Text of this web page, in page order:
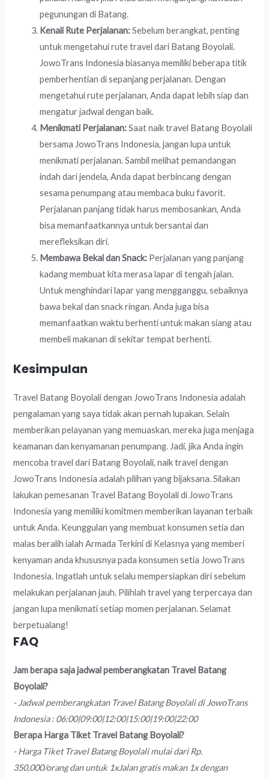
pegunungan di Batang.
Kenali Rute Perjalanan:Sebelum berangkat, penting
untuk mengetahui rute travel dari Batang Boyolali.
JowoTrans Indonesia biasanya memiliki beberapa titik
pemberhentian di sepanjang perjalanan. Dengan
mengetahui rute perjalanan, Anda dapat lebih siap dan
mengatur jadwal dengan baik.
Menikmati Perjalanan:Saat naik travel Batang Boyolali
bersama JowoTrans Indonesia, jangan lupa untuk
menikmati perjalanan. Sambil melihat pemandangan
indah dari jendela, Anda dapat berbincang dengan
sesama penumpang atau membaca buku favorit.
Perjalanan panjang tidak harus membosankan, Anda
bisa memanfaatkannya untuk bersantai dan
merefleksikan diri.
Membawa Bekal dan Snack: Perjalanan yang panjang
kadang membuat kita merasa lapar di tengah jalan.
Untuk menghindari lapar yang mengganggu, sebaiknya
bawa bekal dan snack ringan. Anda juga bisa
memanfaatkan waktu berhenti untuk makan siang atau
membeli makanan di sekitar tempat berhenti.
Kesimpulan
Travel Batang Boyolali dengan JowoTrans Indonesia adalah
pengalaman yang saya tidak akan pernah lupakan. Selain
memberikan pelayanan yang memuaskan, mereka juga menjaga
keamanan dan kenyamanan penumpang. Jadi, jika Anda ingin
mencoba travel dari Batang Boyolali, naik travel dengan
JowoTrans Indonesia adalah pilihan yang bijaksana. Silakan
lakukan pemesanan Travel Batang Boyolali di JowoTrans
Indonesia yang memiliki komitmen memberikan layanan terbaik
untuk Anda. Keunggulan yang membuat konsumen setia dan
malas beralih ialah Armada Terkini di Kelasnya yang memberi
kenyaman anda khususnya pada konsumen setia JowoTrans
Indonesia. Ingatlah untuk selalu mempersiapkan diri sebelum
melakukan perjalanan jauh. Pilihlah travel yang terpercaya dan
jangan lupa menikmati setiap momen perjalanan. Selamat
berpetualang!
FAQ
Jam berapa saja jadwal pemberangkatan Travel Batang
Boyolali?
- Jadwal pemberangkatan Travel Batang Boyolali di JowoTrans
Indonesia : 06:00|09:00|12:00|15:00|19:00|22:00
Berapa Harga Tiket Travel Batang Boyolali?
- Harga Tiket Travel Batang Boyolali mulai dari Rp.
350,000/orang dan untuk 1xJalan gratis makan 1x dengan